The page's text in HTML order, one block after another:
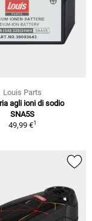
Louis Parts
agli ioni di sodio
SNA5S
49,99 €1